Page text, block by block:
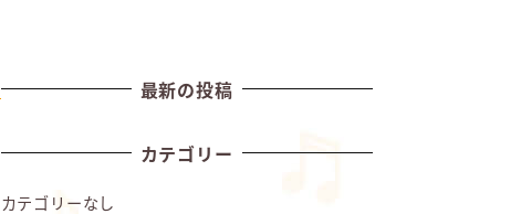
最新の投稿
カテゴリー
カテゴリーなし